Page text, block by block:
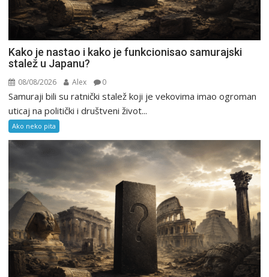
Kako je nastao i kako je funkcionisao samurajski
stalež u Japanu?
08/08/2026 Alex 0
Samuraji bili su ratnički stalež koji je vekovima imao ogroman
uticaj na politički i društveni život...
Ako neko pita